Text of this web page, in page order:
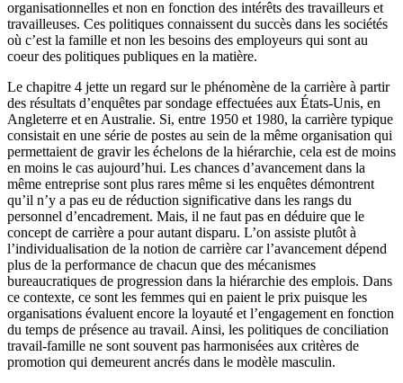
organisationnelles et non en fonction des intérêts des travailleurs et
travailleuses. Ces politiques connaissent du succès dans les sociétés
où c’est la famille et non les besoins des employeurs qui sont au
coeur des politiques publiques en la matière.
Le chapitre 4 jette un regard sur le phénomène de la carrière à partir
des résultats d’enquêtes par sondage effectuées aux États-Unis, en
Angleterre et en Australie. Si, entre 1950 et 1980, la carrière typique
consistait en une série de postes au sein de la même organisation qui
permettaient de gravir les échelons de la hiérarchie, cela est de moins
en moins le cas aujourd’hui. Les chances d’avancement dans la
même entreprise sont plus rares même si les enquêtes démontrent
qu’il n’y a pas eu de réduction significative dans les rangs du
personnel d’encadrement. Mais, il ne faut pas en déduire que le
concept de carrière a pour autant disparu. L’on assiste plutôt à
l’individualisation de la notion de carrière car l’avancement dépend
plus de la performance de chacun que des mécanismes
bureaucratiques de progression dans la hiérarchie des emplois. Dans
ce contexte, ce sont les femmes qui en paient le prix puisque les
organisations évaluent encore la loyauté et l’engagement en fonction
du temps de présence au travail. Ainsi, les politiques de conciliation
travail-famille ne sont souvent pas harmonisées aux critères de
promotion qui demeurent ancrés dans le modèle masculin.